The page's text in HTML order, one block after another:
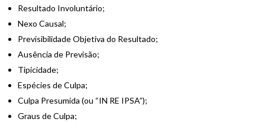
Resultado Involuntário;
Nexo Causal;
Previsibilidade Objetiva do Resultado;
Ausência de Previsão;
Tipicidade;
Espécies de Culpa;
Culpa Presumida (ou “IN RE IPSA”);
Graus de Culpa;